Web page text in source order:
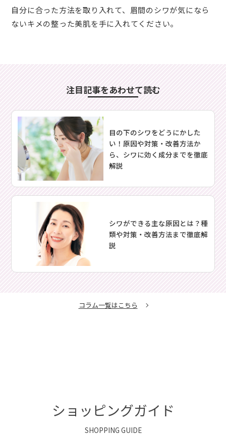
自分に合った方法を取り入れて、眉間のシワが気になら
ないキメの整った美肌を手に入れてください。
注目記事をあわせて読む
目の下のシワをどうにかした
い！原因や対策・改善方法か
ら、シワに効く成分までを徹底
解説
シワができる主な原因とは？種
類や対策・改善方法まで徹底解
説
コラム一覧はこちら
ショッピングガイド
SHOPPING GUIDE